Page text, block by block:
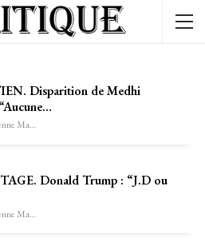
Disparition de Medhi
Sébastien-Étienne Marechal
Donald Trump : “J.D ou
Sébastien-Étienne Marechal